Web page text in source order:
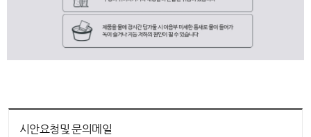
시안요청및 문의메일